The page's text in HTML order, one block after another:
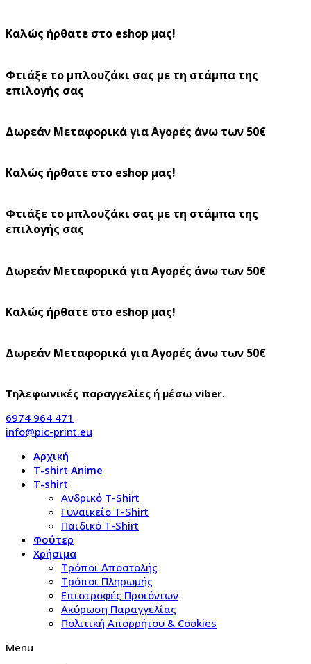
Καλώς ήρθατε στο eshop μας!
Φτιάξε το μπλουζάκι σας με τη στάμπα της
επιλογής σας
Δωρεάν Μεταφορικά για Αγορές άνω των 50€
Καλώς ήρθατε στο eshop μας!
Φτιάξε το μπλουζάκι σας με τη στάμπα της
επιλογής σας
Δωρεάν Μεταφορικά για Αγορές άνω των 50€
Καλώς ήρθατε στο eshop μας!
Δωρεάν Μεταφορικά για Αγορές άνω των 50€
Τηλεφωνικές παραγγελίες ή μέσω viber.
6974 964 471
info@pic-print.eu
Αρχική
T-shirt Anime
T-shirt
Aνδρικό Τ-Shirt
Γυναικείο T-Shirt
Παιδικό T-Shirt
Φούτερ
Χρήσιμα
Τρόποι Αποστολής
Τρόποι Πληρωμής
Επιστροφές Προϊόντων
Ακύρωση Παραγγελίας
Πολιτική Απορρήτου & Cookies
Menu